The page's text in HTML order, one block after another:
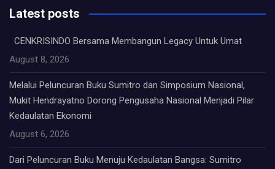
Latest posts
CENKRISINDO Bersama Membangun Legacy Untuk Umat
August 8, 2026
Melalui Peluncuran Buku Sumitro dan Simposium Nasional,
Mukit Hendrayatno Dorong Pengusaha Nasional Menjadi Pilar
Kedaulatan Ekonomi
August 6, 2026
Dari Peluncuran Buku Menuju Kedaulatan Bangsa: Sumitro